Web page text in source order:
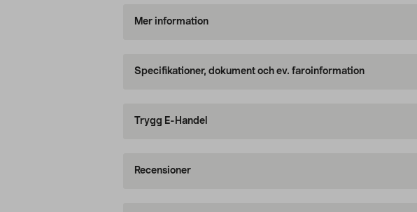
Mer information
Specifikationer, dokument och ev. faroinformation
Trygg E-Handel
Recensioner